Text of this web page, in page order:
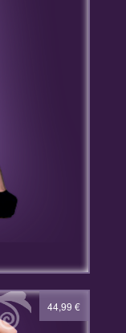
44,99 €